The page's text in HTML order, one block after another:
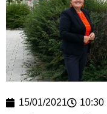
15/01/2021 10:30